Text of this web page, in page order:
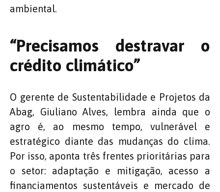
ambiental.
“Precisamos destravar o
crédito climático”
O gerente de Sustentabilidade e Projetos da
Abag, Giuliano Alves, lembra ainda que o
agro é, ao mesmo tempo, vulnerável e
estratégico diante das mudanças do clima.
Por isso, aponta três frentes prioritárias para
o setor: adaptação e mitigação, acesso a
financiamentos sustentáveis e mercado de